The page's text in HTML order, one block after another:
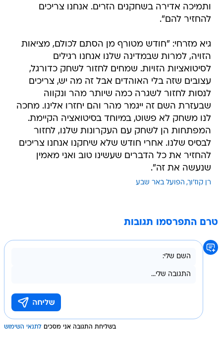
ותמיכה אדירה בשחקנים הזרים. אנחנו צריכים
להחזיר להם".
גיא מזרחי: "חודש מטורף מן הסתם לכולם, מציאות
הזויה, למרות שבמדינה שלנו אנחנו רגילים
לסיטואציות הזויות. שמחים לחזור לשחק כדורגל,
עצובים שזה בלי האוהדים אבל זה מה יש, צריכים
לנסות לחזור לשגרה כמה שיותר מהר ונקווה
שבעזרת השם זה ייגמר מהר והם יחזרו אלינו. מחכה
לנו משחק לא פשוט, במיוחד בסיטואציה הקיימת.
המפתחות הן לשחק עם העקרונות שלנו, לחזור
לבסיס שלנו. אחרי חודש שלא שיחקנו אנחנו צריכים
להחזיר את כל הדברים שעשינו טוב ואני מאמין
שנעשה את זה".
רן קוז'וך הפועל באר שבע
טרם התפרסמו תגובות
בשליחת התגובה אני מסכים לתנאי השימוש